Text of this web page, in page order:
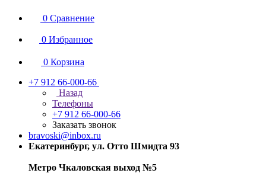
0 Сравнение
0 Избранное
0 Корзина
+7 912 66-000-66
Назад
Телефоны
+7 912 66-000-66
Заказать звонок
bravoski@inbox.ru
Екатеринбург, ул. Отто Шмидта 93
Метро Чкаловская выход №5